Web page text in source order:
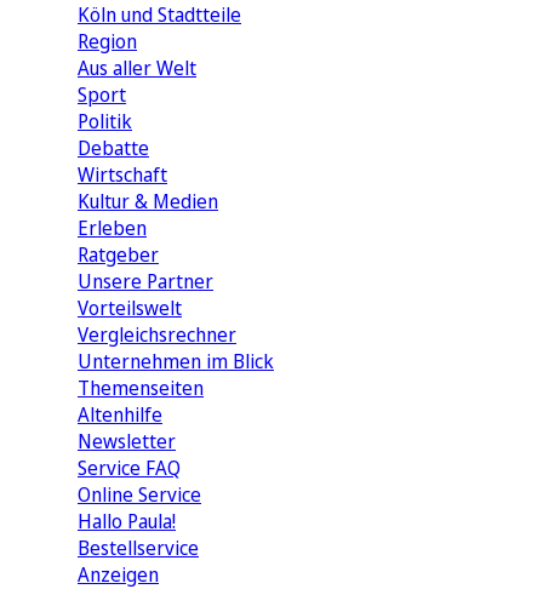
Köln und Stadtteile
Region
Aus aller Welt
Sport
Politik
Debatte
Wirtschaft
Kultur & Medien
Erleben
Ratgeber
Unsere Partner
Vorteilswelt
Vergleichsrechner
Unternehmen im Blick
Themenseiten
Altenhilfe
Newsletter
Service FAQ
Online Service
Hallo Paula!
Bestellservice
Anzeigen